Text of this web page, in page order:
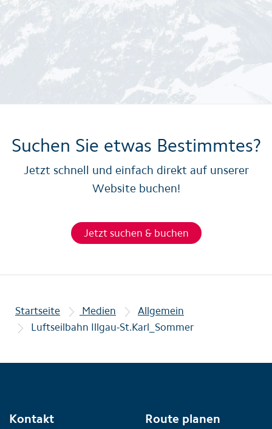
Suchen Sie etwas Bestimmtes?
Jetzt schnell und einfach direkt auf unserer
Website buchen!
Jetzt suchen & buchen
Startseite Medien
Allgemein
Luftseilbahn Illgau-St.Karl_Sommer
Kontakt Route planen